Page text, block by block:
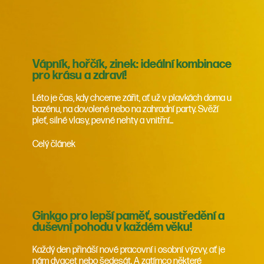
Vápník, hořčík, zinek: ideální kombinace
pro krásu a zdraví!
Léto je čas, kdy chceme zářit, ať už v plavkách doma u
bazénu, na dovolené nebo na zahradní party. Svěží
pleť, silné vlasy, pevné nehty a vnitřní...
Celý článek
Ginkgo pro lepší paměť, soustředění a
duševní pohodu v každém věku!
Každý den přináší nové pracovní i osobní výzvy, ať je
nám dvacet nebo šedesát. A zatímco některé